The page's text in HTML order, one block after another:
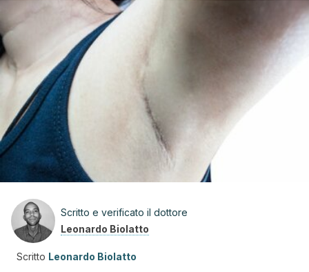
Scritto e verificato il dottore
Leonardo Biolatto
Scritto Leonardo Biolatto